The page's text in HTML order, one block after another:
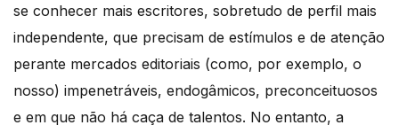
se conhecer mais escritores, sobretudo de perfil mais
independente, que precisam de estímulos e de atenção
perante mercados editoriais (como, por exemplo, o
nosso) impenetráveis, endogâmicos, preconceituosos
e em que não há caça de talentos. No entanto, a